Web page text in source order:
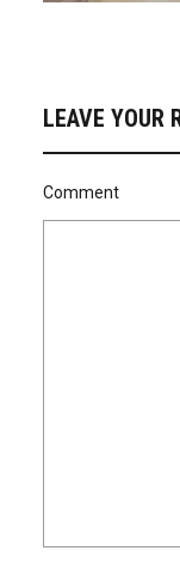
LEAVE YOUR
Comment